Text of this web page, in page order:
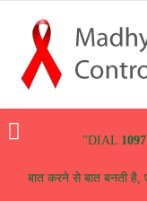
"DIAL 1097
बात करने से बात बनती है,